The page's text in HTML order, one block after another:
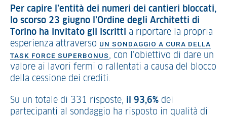
Per capire l’entità dei numeri dei cantieri bloccati,
lo scorso 23 giugno l’Ordine degli Architetti di
Torino ha invitato gli iscritti a riportare la propria
esperienza attraverso UN SONDAGGIO A CURA DELLA
TASK FORCE SUPERBONUS, con l’obiettivo di dare un
valore ai lavori fermi o rallentati a causa del blocco
della cessione dei crediti.
Su un totale di 331 risposte, il 93,6% dei
partecipanti al sondaggio ha risposto in qualità di